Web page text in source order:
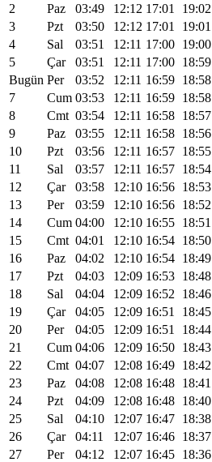
2
Paz 03:49 12:12 17:01 19:02
3
Pzt 03:50 12:12 17:01 19:01
4
Sal 03:51 12:11 17:00 19:00
5
Çar 03:51 12:11 17:00 18:59
Bugün Per 03:52 12:11 16:59 18:58
7
Cum 03:53 12:11 16:59 18:58
8
Cmt 03:54 12:11 16:58 18:57
9
Paz 03:55 12:11 16:58 18:56
10
Pzt 03:56 12:11 16:57 18:55
11
Sal 03:57 12:11 16:57 18:54
12
Çar 03:58 12:10 16:56 18:53
13
Per 03:59 12:10 16:56 18:52
14
Cum 04:00 12:10 16:55 18:51
15
Cmt 04:01 12:10 16:54 18:50
16
Paz 04:02 12:10 16:54 18:49
17
Pzt 04:03 12:09 16:53 18:48
18
Sal 04:04 12:09 16:52 18:46
19
Çar 04:05 12:09 16:51 18:45
20
Per 04:05 12:09 16:51 18:44
21
Cum 04:06 12:09 16:50 18:43
22
Cmt 04:07 12:08 16:49 18:42
23
Paz 04:08 12:08 16:48 18:41
24
Pzt 04:09 12:08 16:48 18:40
25
Sal 04:10 12:07 16:47 18:38
26
Çar 04:11 12:07 16:46 18:37
27
Per 04:12 12:07 16:45 18:36